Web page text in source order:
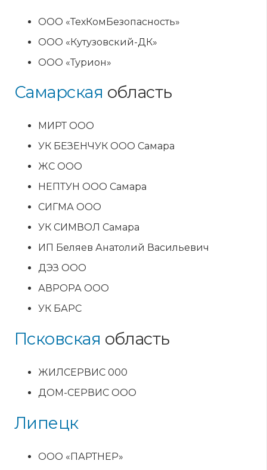
ООО «ТехКомБезопасность»
ООО «Кутузовский-ДК»
ООО «Турион»
Самарская область
МИРТ ООО
УК БЕЗЕНЧУК ООО Самара
ЖС ООО
НЕПТУН ООО Самара
СИГМА ООО
УК СИМВОЛ Самара
ИП Беляев Анатолий Васильевич
ДЭЗ ООО
АВРОРА ООО
УК БАРС
Псковская область
ЖИЛСЕРВИС 000
ДОМ-СЕРВИС ООО
Липецк
ООО «ПАРТНЕР»